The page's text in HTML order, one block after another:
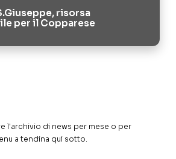
risorsa
per il Copparese
l'archivio di news per mese o per
a tendina qui sotto.